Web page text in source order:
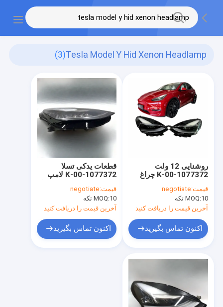
Tesla Model Y Hid Xenon Headlamp
(3)
قطعات یدکی تسلا
1077372-00-K لامپ
Model Y 2017 2018
2019 2020
قیمت:negotiate
MOQ:10 تکه
آخرین قیمت را دریافت کنید
اکنون تماس بگیرید
روشنایی 12 ولت
1077372-00-K چراغ
Model 3 Model Y
2017-2020
قیمت:negotiate
MOQ:10 تکه
آخرین قیمت را دریافت کنید
اکنون تماس بگیرید